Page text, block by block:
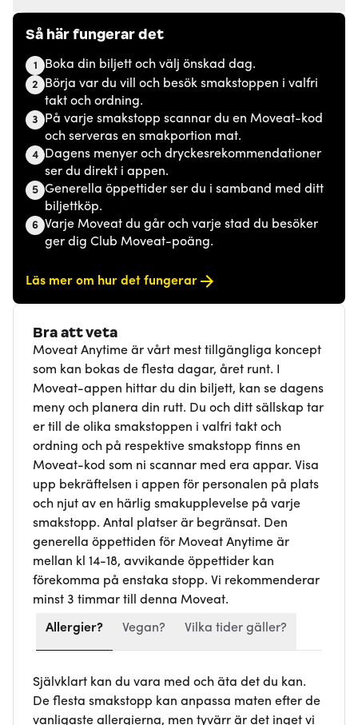
Så här fungerar det
1 Boka din biljett och välj önskad dag.
2
Börja var du vill och besök smakstoppen i valfri
takt och ordning.
3
På varje smakstopp scannar du en Moveat-kod
och serveras en smakportion mat.
4
Dagens menyer och dryckesrekommendationer
ser du direkt i appen.
5 Generella öppettider ser du i samband med ditt
biljettköp.
6 Varje Moveat du går och varje stad du besöker
ger dig Club Moveat-poäng.
Läs mer om hur det fungerar
Bra att veta
Moveat Anytime är vårt mest tillgängliga koncept
som kan bokas de flesta dagar, året runt. I
Moveat-appen hittar du din biljett, kan se dagens
meny och planera din rutt. Du och ditt sällskap tar
er till de olika smakstoppen i valfri takt och
ordning och på respektive smakstopp finns en
Moveat-kod som ni scannar med era appar. Visa
upp bekräftelsen i appen för personalen på plats
och njut av en härlig smakupplevelse på varje
smakstopp. Antal platser är begränsat. Den
generella öppettiden för Moveat Anytime är
mellan kl 14-18, avvikande öppettider kan
förekomma på enstaka stopp. Vi rekommenderar
minst 3 timmar till denna Moveat.
Allergier? Vegan? Vilka tider gäller?
Självklart kan du vara med och äta det du kan.
De flesta smakstopp kan anpassa maten efter de
vanligaste allergierna, men tyvärr är det inget vi